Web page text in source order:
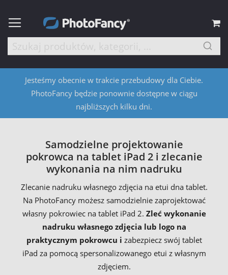
Jesteśmy obecnie w trakcie przebudowy dla Ciebie.
PhotoFancy będzie ponownie dostępne w ciągu
najbliższych kilku dni.
Samodzielne projektowanie
pokrowca na tablet iPad 2 i zlecanie
wykonania na nim nadruku
Zlecanie nadruku własnego zdjęcia na etui dna tablet.
Na PhotoFancy możesz samodzielnie zaprojektować
własny pokrowiec na tablet iPad 2. Zleć wykonanie
nadruku własnego zdjęcia lub logo na
praktycznym pokrowcu i zabezpiecz swój tablet
iPad za pomocą spersonalizowanego etui z własnym
zdjęciem.